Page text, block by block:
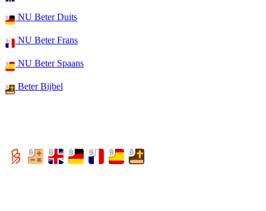
NU Beter Duits
NU Beter Frans
NU Beter Spaans
Beter Bijbel